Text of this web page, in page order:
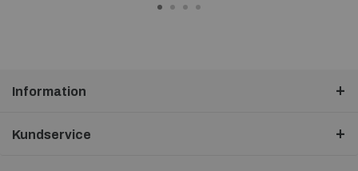
Information
Kundservice